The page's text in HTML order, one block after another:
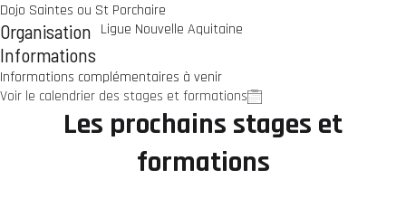
Dojo Saintes ou St Porchaire
Organisation Ligue Nouvelle Aquitaine
Informations
Informations complémentaires à venir
Voir le calendrier des stages et formations
Les prochains stages et
formations